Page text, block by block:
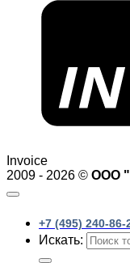
Invoice
2009 - 2026 © ООО
+7 (495) 240-86-
Искать: